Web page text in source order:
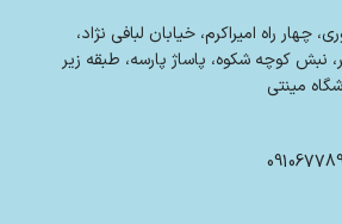
چهار راه امیراکرم، خیابان لبافی نژاد،
نبش کوچه شکوه، پاساژ پارسه، طبقه زیر